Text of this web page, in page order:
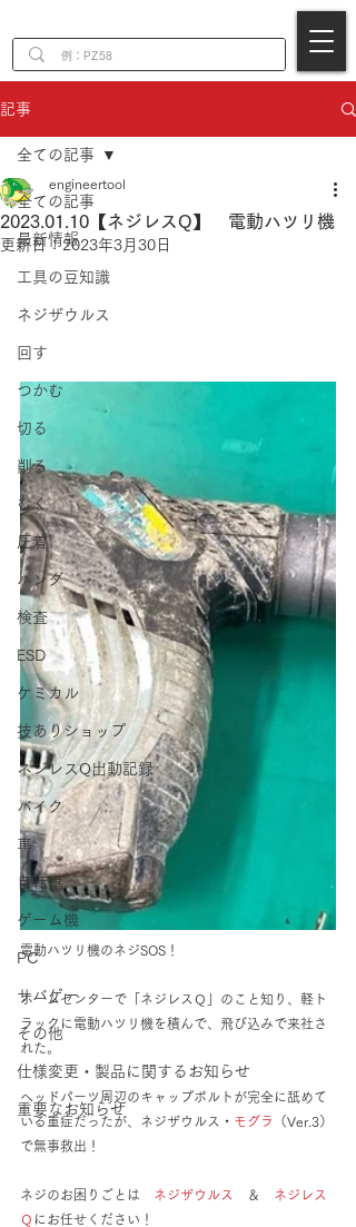
記事
全ての記事
最新情報
工具の豆知識
ネジザウルス
回す
つかむ
切る
削る
むく
圧着
ハンダ
検査
ESD
ケミカル
技ありショップ
ネジレスQ出動記録
バイク
車
自転車
ゲーム機
PC
サバゲー
その他
仕様変更・製品に関するお知らせ
重要なお知らせ
全ての記事
2023.01.10【ネジレスQ】 電動ハツリ機
engineertool
更新日：2023年3月30日
電動ハツリ機のネジSOS！
ホームセンターで「ネジレスＱ」のこと知り、軽ト
ラックに電動ハツリ機を積んで、飛び込みで来社さ
れた。
ヘッドパーツ周辺のキャップボルトが完全に舐めて
いる重症だったが、ネジザウルス・ モグラ
（Ver.3）
で無事救出！
ネジのお困りごとは ネジザウルス ＆ ネジレス
Ｑ にお任せください！